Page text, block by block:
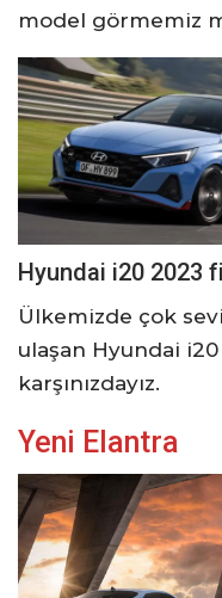
model görmemiz
Hyundai i20 2023
Ülkemizde çok
ulaşan Hyundai
karşınızdayız.
Yeni Elantra